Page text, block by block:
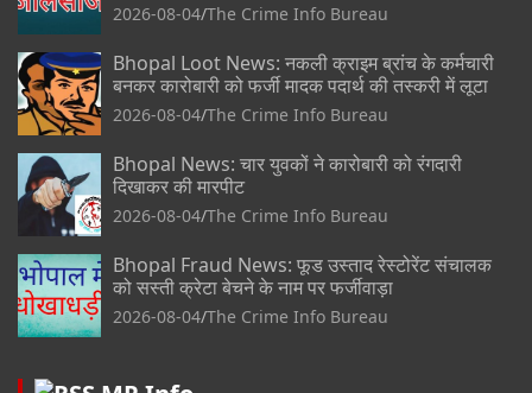
2026-08-04 The Crime Info Bureau
Bhopal Loot News: नकली क्राइम ब्रांच के कर्मचारी
बनकर कारोबारी को फर्जी मादक पदार्थ की तस्करी में लूटा
2026-08-04 The Crime Info Bureau
Bhopal News: चार युवकों ने कारोबारी को रंगदारी
दिखाकर की मारपीट
2026-08-04 The Crime Info Bureau
Bhopal Fraud News: फूड उस्ताद रेस्टोरेंट संचालक
को सस्ती क्रेटा बेचने के नाम पर फर्जीवाड़ा
2026-08-04 The Crime Info Bureau